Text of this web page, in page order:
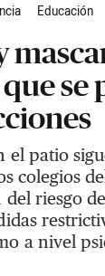
Educación
se
el patio
colegios
riesgo
a nivel